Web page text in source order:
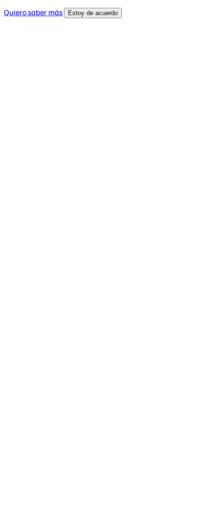
Quiero saber más
Estoy de acuerdo